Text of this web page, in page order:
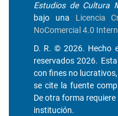
Estudios de Cultura
bajo una Licencia
NoComercial 4.0
D. R. © 2026. Hecho
reservados 2026.
con fines no
se cite la fuente
De otra forma
institución.